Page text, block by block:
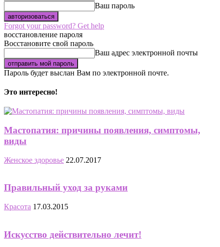
Ваш пароль
Forgot your password? Get help
восстановление пароля
Восстановите свой пароль
Ваш адрес электронной почты
Пароль будет выслан Вам по электронной почте.
Это интересно!
Мастопатия: причины появления, симптомы,
виды
Женское здоровье 22.07.2017
Правильный уход за руками
Красота 17.03.2015
Искусство действительно лечит!